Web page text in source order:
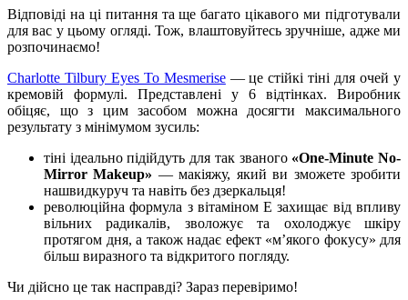
Відповіді на ці питання та ще багато цікавого ми підготували
для вас у цьому огляді. Тож, влаштовуйтесь зручніше, адже ми
розпочинаємо!
Charlotte Tilbury Eyes To Mesmerise— це стійкі тіні для очей у
кремовій формулі. Представлені у 6 відтінках. Виробник
обіцяє, що з цим засобом можна досягти максимального
результату з мінімумом зусиль:
тіні ідеально підійдуть для так званого «One-Minute No-
Mirror Makeup» — макіяжу, який ви зможете зробити
нашвидкуруч та навіть без дзеркальця!
революційна формула з вітаміном Е захищає від впливу
вільних радикалів, зволожує та охолоджує шкіру
протягом дня, а також надає ефект «м’якого фокусу» для
більш виразного та відкритого погляду.
Чи дійсно це так насправді? Зараз перевіримо!